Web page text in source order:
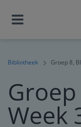
Bibliotheek Groep 8,
Week